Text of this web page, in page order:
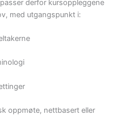
derfor kursoppleggene
med utgangspunkt i:
oppmøte, nettbasert eller